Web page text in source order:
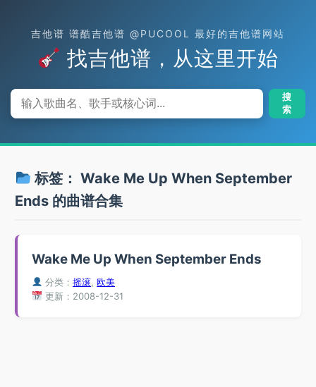
吉他谱 谱酷吉他谱 @PUCOOL 最好的吉他谱网站
找吉他谱，从这里开始
搜
索
标签： Wake Me Up When September
Ends 的曲谱合集
Wake Me Up When September Ends
分类：摇滚 ,欧美
更新：2008-12-31